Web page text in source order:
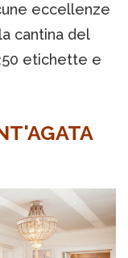
eccellenze
cantina del
etichette e